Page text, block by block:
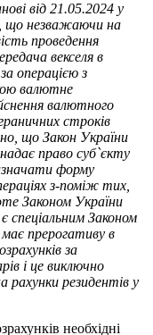
від 21.05.2024 у
що незважаючи на
проведення
векселя в
операцією з
валютне
валютного
строків
що Закон України
право суб`єкту
форму
з-поміж тих,
Законом України
спеціальним Законом
має прерогативу в
за
і це виключно
рахунки резидентів у
необхідні